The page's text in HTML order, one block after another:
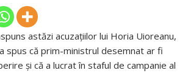
astăzi acuzaţiilor lui Horia Uioreanu,
spus că prim-ministrul desemnat ar fi
şi că a lucrat în staful de campanie al